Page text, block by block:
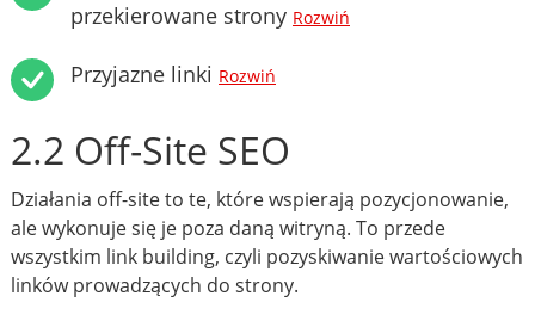
przekierowane strony Rozwiń
Przyjazne linki Rozwiń
2.2 Off-Site SEO
Działania off-site to te, które wspierają pozycjonowanie,
ale wykonuje się je poza daną witryną. To przede
wszystkim link building, czyli pozyskiwanie wartościowych
linków prowadzących do strony.